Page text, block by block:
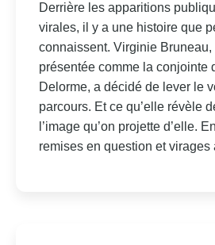
Derrière les apparitions
virales, il y a une histoire que
connaissent. Virginie Bruneau,
présentée comme la conjointe
Delorme, a décidé de lever le
parcours. Et ce qu’elle révèle
l’image qu’on projette d’elle.
remises en question et virages